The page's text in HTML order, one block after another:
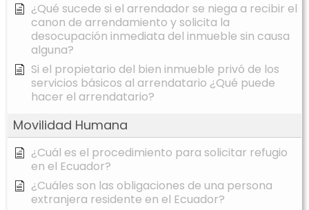
¿Qué sucede si el arrendador se niega a recibir el
canon de arrendamiento y solicita la
desocupación inmediata del inmueble sin causa
alguna?
Si el propietario del bien inmueble privó de los
servicios básicos al arrendatario ¿Qué puede
hacer el arrendatario?
Movilidad Humana
¿Cuál es el procedimiento para solicitar refugio
en el Ecuador?
¿Cuáles son las obligaciones de una persona
extranjera residente en el Ecuador?